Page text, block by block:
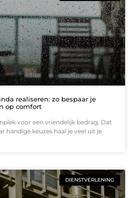
realiseren: zo bespaar je
op comfort
voor een vriendelijk bedrag. Dat
handige keuzes haal je veel uit je
DIENSTVERLENING